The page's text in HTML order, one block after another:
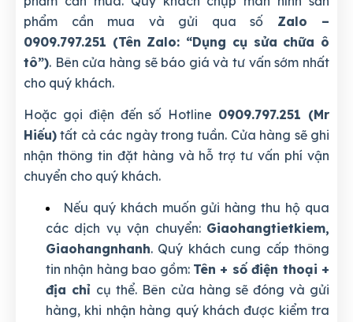
phẩm cần mua và gửi qua số Zalo –
0909.797.251 (Tên Zalo: “Dụng cụ sửa chữa ô
tô”). Bên cửa hàng sẽ báo giá và tư vấn sớm nhất
cho quý khách.
Hoặc gọi điện đến số Hotline 0909.797.251 (Mr
Hiếu) tất cả các ngày trong tuần. Cửa hàng sẽ ghi
nhận thông tin đặt hàng và hỗ trợ tư vấn phí vận
chuyển cho quý khách.
Nếu quý khách muốn gửi hàng thu hộ qua
các dịch vụ vận chuyển: Giaohangtietkiem,
Giaohangnhanh. Quý khách cung cấp thông
tin nhận hàng bao gồm: Tên + số điện thoại +
địa chỉ cụ thể. Bên cửa hàng sẽ đóng và gửi
hàng, khi nhận hàng quý khách được kiểm tra